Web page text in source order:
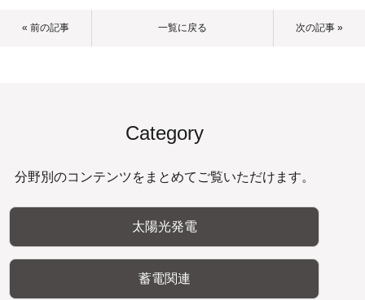
« 前の記事 一覧に戻る 次の記事 »
Category
分野別のコンテンツをまとめてご覧いただけます。
太陽光発電
蓄電関連